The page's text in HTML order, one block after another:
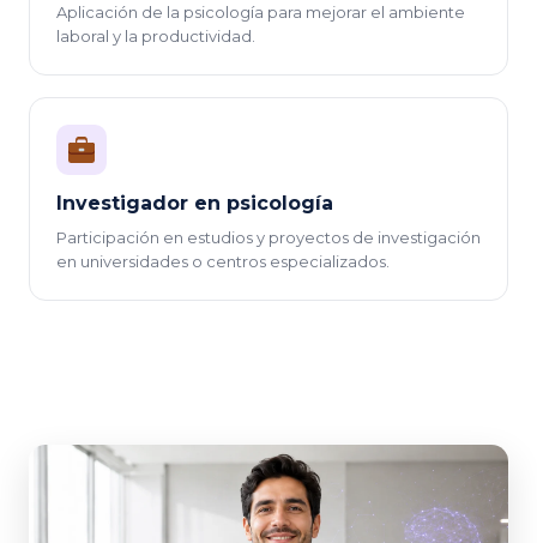
Aplicación de la psicología para mejorar el ambiente
laboral y la productividad.
Investigador en psicología
Participación en estudios y proyectos de investigación
en universidades o centros especializados.